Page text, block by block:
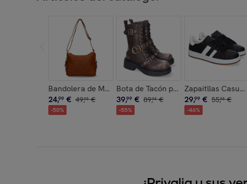
Bandolera de Mujer con Correa Ajustable, Diseño
24,99 € 49,98 €
-50%
Bota de Tacón para Mujer,
39,99 € 89,98 €
-55%
Zapaitllas
29,99 € 55,98 €
-46%